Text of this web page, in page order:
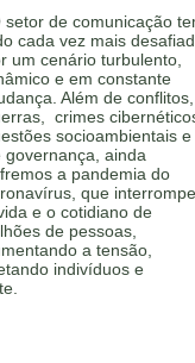
setor de comunicação
cada vez mais
um cenário turbulento,
e em constante
Além de conflitos,
crimes
socioambientais e
governança, ainda
a pandemia do
que
e o cotidiano de
de pessoas,
a tensão,
indivíduos e